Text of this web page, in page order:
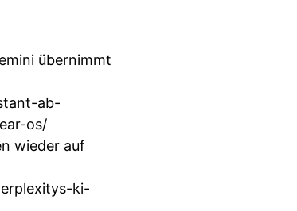
übernimmt
ab-
os/
wieder auf
ki-